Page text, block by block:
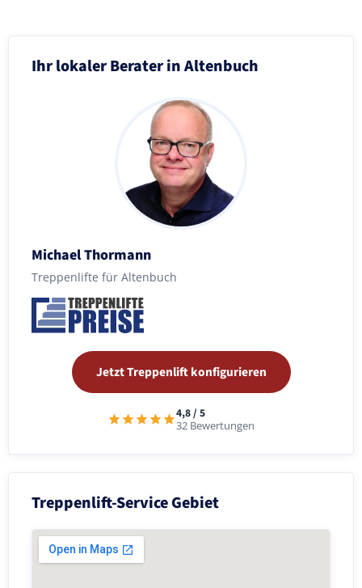
Ihr lokaler Berater in Altenbuch
Michael Thormann
Treppenlifte für Altenbuch
Jetzt Treppenlift konfigurieren
4,8 / 5
32 Bewertungen
Treppenlift-Service Gebiet